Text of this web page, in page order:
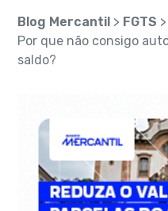
Blog Mercantil > FGTS
Por que não consigo
saldo?